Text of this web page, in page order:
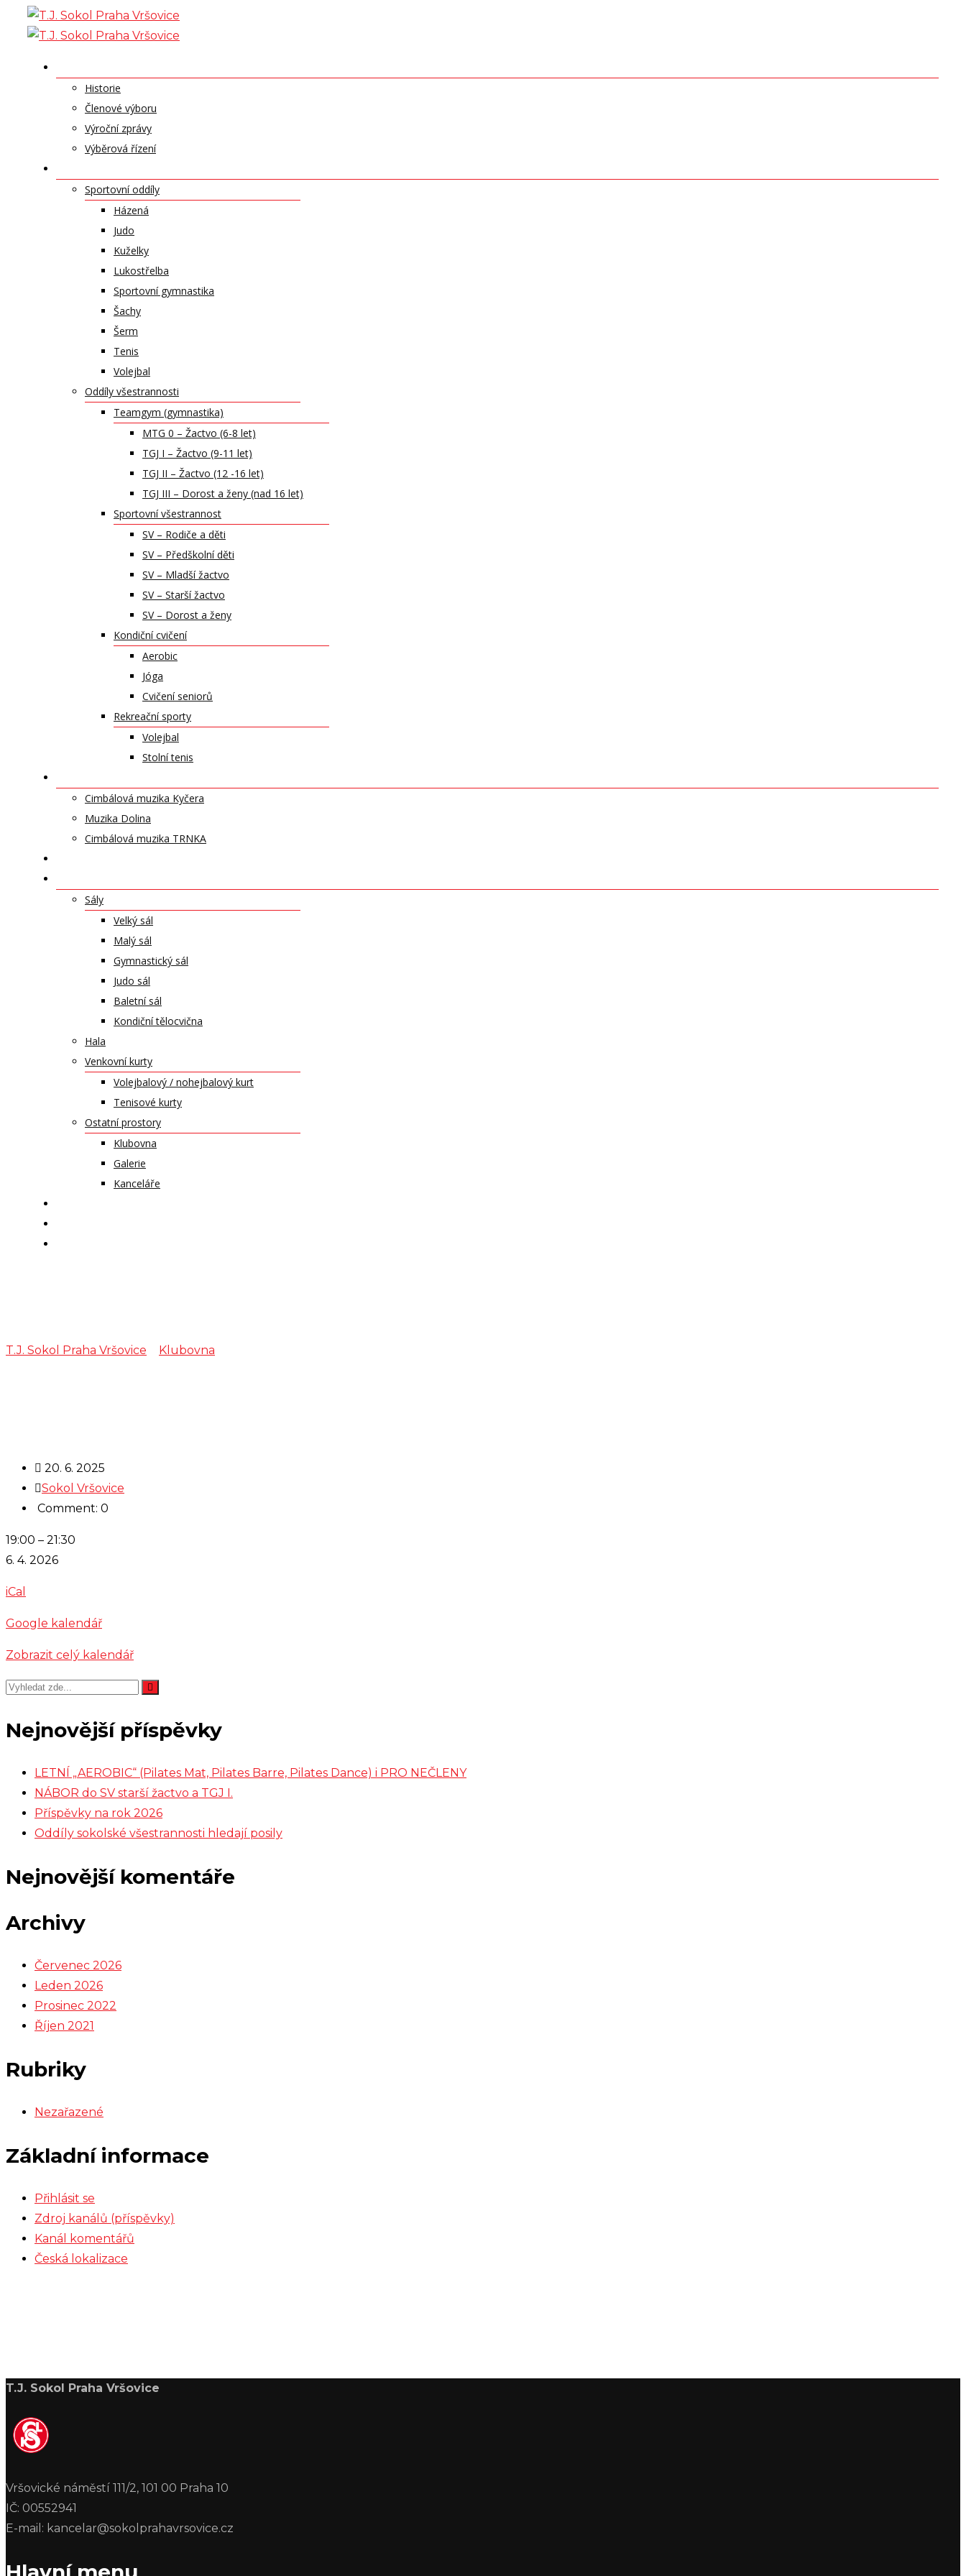
Skip
Historie
Členové výboru
Výroční zprávy
Výběrová řízení
Sportovní oddíly
Házená
Judo
Kuželky
Lukostřelba
Sportovní gymnastika
Šachy
Šerm
Tenis
Volejbal
Oddíly všestrannosti
Teamgym (gymnastika)
MTG 0 – Žactvo (6-8 let)
TGJ I – Žactvo (9-11 let)
TGJ II – Žactvo (12 -16 let)
TGJ III – Dorost a ženy (nad 16 let)
Sportovní všestrannost
SV – Rodiče a děti
SV – Předškolní děti
SV – Mladší žactvo
SV – Starší žactvo
SV – Dorost a ženy
Kondiční cvičení
Aerobic
Jóga
Cvičení seniorů
Rekreační sporty
Volejbal
Stolní tenis
Cimbálová muzika Kyčera
Muzika Dolina
Cimbálová muzika TRNKA
Sály
Velký sál
Malý sál
Gymnastický sál
Judo sál
Baletní sál
Kondiční tělocvična
Hala
Venkovní kurty
Volejbalový / nohejbalový kurt
Tenisové kurty
Ostatní prostory
Klubovna
Galerie
Kanceláře
T.J. Sokol Praha Vršovice Klubovna
20. 6. 2025
Sokol Vršovice
Comment: 0
Zkouška
-
Trnka
19:00 – 21:30
6. 4. 2026
iCal
Google kalendář
Zobrazit celý kalendář
Nejnovější příspěvky
LETNÍ „AEROBIC“ (Pilates Mat, Pilates Barre, Pilates Dance) i PRO NEČLENY
NÁBOR do SV starší žactvo a TGJ I.
Příspěvky na rok 2026
Oddíly sokolské všestrannosti hledají posily
Nejnovější komentáře
Archivy
Červenec 2026
Leden 2026
Prosinec 2022
Říjen 2021
Rubriky
Nezařazené
Základní informace
Přihlásit se
Zdroj kanálů (příspěvky)
Kanál komentářů
Česká lokalizace
T.J. Sokol Praha Vršovice
Vršovické náměstí 111/2, 101 00 Praha 10
IČ: 00552941
E-mail: kancelar@sokolprahavrsovice.cz